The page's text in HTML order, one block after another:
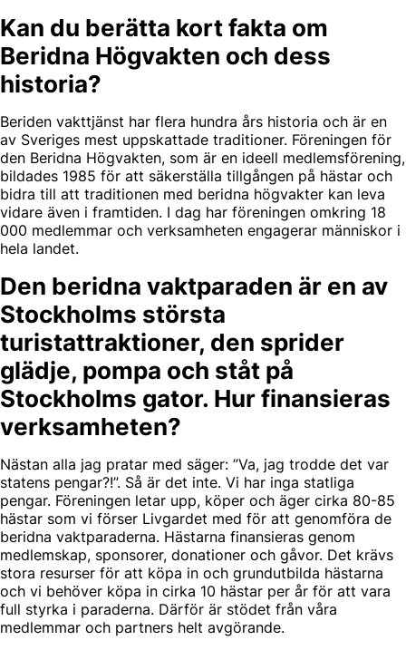
Kan du berätta kort fakta om
Beridna Högvakten och dess
historia?
Beriden vakttjänst har flera hundra års historia och är en
av Sveriges mest uppskattade traditioner. Föreningen för
den Beridna Högvakten, som är en ideell medlemsförening,
bildades 1985 för att säkerställa tillgången på hästar och
bidra till att traditionen med beridna högvakter kan leva
vidare även i framtiden. I dag har föreningen omkring 18
000 medlemmar och verksamheten engagerar människor i
hela landet.
Den beridna vaktparaden är en av
Stockholms största
turistattraktioner, den sprider
glädje, pompa och ståt på
Stockholms gator. Hur finansieras
verksamheten?
Nästan alla jag pratar med säger: ”Va, jag trodde det var
statens pengar?!”. Så är det inte. Vi har inga statliga
pengar. Föreningen letar upp, köper och äger cirka 80-85
hästar som vi förser Livgardet med för att genomföra de
beridna vaktparaderna. Hästarna finansieras genom
medlemskap, sponsorer, donationer och gåvor. Det krävs
stora resurser för att köpa in och grundutbilda hästarna
och vi behöver köpa in cirka 10 hästar per år för att vara
full styrka i paraderna. Därför är stödet från våra
medlemmar och partners helt avgörande.